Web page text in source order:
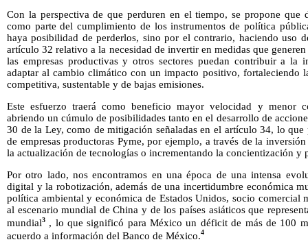
Con la perspectiva de que perduren en el tiempo, se propone que
como parte del cumplimiento de los instrumentos de política
haya posibilidad de perderlos, sino por el contrario, haciendo uso
artículo 32 relativo a la necesidad de invertir en medidas que
las empresas productivas y otros sectores puedan contribuir a la
adaptar al cambio climático con un impacto positivo, fortaleciendo
competitiva, sustentable y de bajas emisiones.
Este esfuerzo traerá como beneficio mayor velocidad y menor
abriendo un cúmulo de posibilidades tanto en el desarrollo de
30 de la Ley, como de mitigación señaladas en el artículo 34, lo
de empresas productoras Pyme, por ejemplo, a través de la
la actualización de tecnologías o incrementando la concientización y
Por otro lado, nos encontramos en una época de una intensa
digital y la robotización, además de una incertidumbre económica
política ambiental y económica de Estados Unidos, socio comercial
al escenario mundial de China y de los países asiáticos que
mundial3 , lo que significó para México un déficit de más de 100
acuerdo a información del Banco de México.4